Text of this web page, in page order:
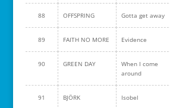
88 OFFSPRING Gotta get away
89 FAITH NO MORE Evidence
90 GREEN DAY
When I come
around
91 BJÖRK Isobel